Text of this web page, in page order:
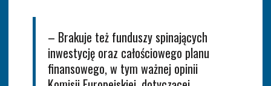
– Brakuje też funduszy spinających
inwestycję oraz całościowego planu
finansowego, w tym ważnej opinii